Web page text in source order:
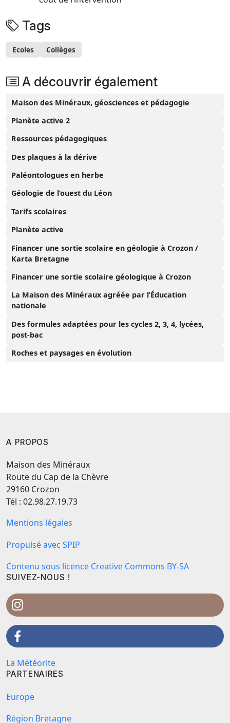
Tags
Ecoles Collèges
A découvrir également
Maison des Minéraux, géosciences et pédagogie
Planète active 2
Ressources pédagogiques
Des plaques à la dérive
Paléontologues en herbe
Géologie de l’ouest du Léon
Tarifs scolaires
Planète active
Financer une sortie scolaire en géologie à Crozon /
Karta Bretagne
Financer une sortie scolaire géologique à Crozon
La Maison des Minéraux agréée par l’Éducation
nationale
Des formules adaptées pour les cycles 2, 3, 4, lycées,
post-bac
Roches et paysages en évolution
A PROPOS
Maison des Minéraux
Route du Cap de la Chèvre
29160 Crozon
Tél : 02.98.27.19.73
Mentions légales
Propulsé avec SPIP
Contenu sous licence Creative Commons BY-SA
SUIVEZ-NOUS !
La Météorite
PARTENAIRES
Europe
Région Bretagne